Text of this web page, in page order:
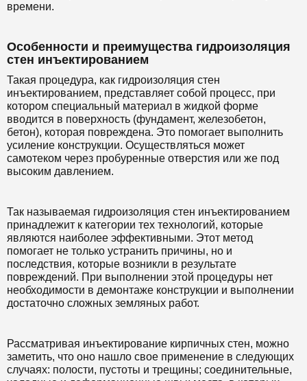
времени.
Особенности и преимущества гидроизоляция
стен инъектированием
Такая процедура, как гидроизоляция стен
инъектированием, представляет собой процесс, при
котором специальный материал в жидкой форме
вводится в поверхность (фундамент, железобетон,
бетон), которая повреждена. Это помогает выполнить
усиление конструкции. Осуществляться может
самотеком через пробуренные отверстия или же под
высоким давлением.
Так называемая гидроизоляция стен инъектированием
принадлежит к категории тех технологий, которые
являются наиболее эффективными. Этот метод
помогает не только устранить причины, но и
последствия, которые возникли в результате
повреждений. При выполнении этой процедуры нет
необходимости в демонтаже конструкции и выполнении
достаточно сложных земляных работ.
Рассматривая инъектирование кирпичных стен, можно
заметить, что оно нашло свое применение в следующих
случаях: полости, пустоты и трещины; соединительные,